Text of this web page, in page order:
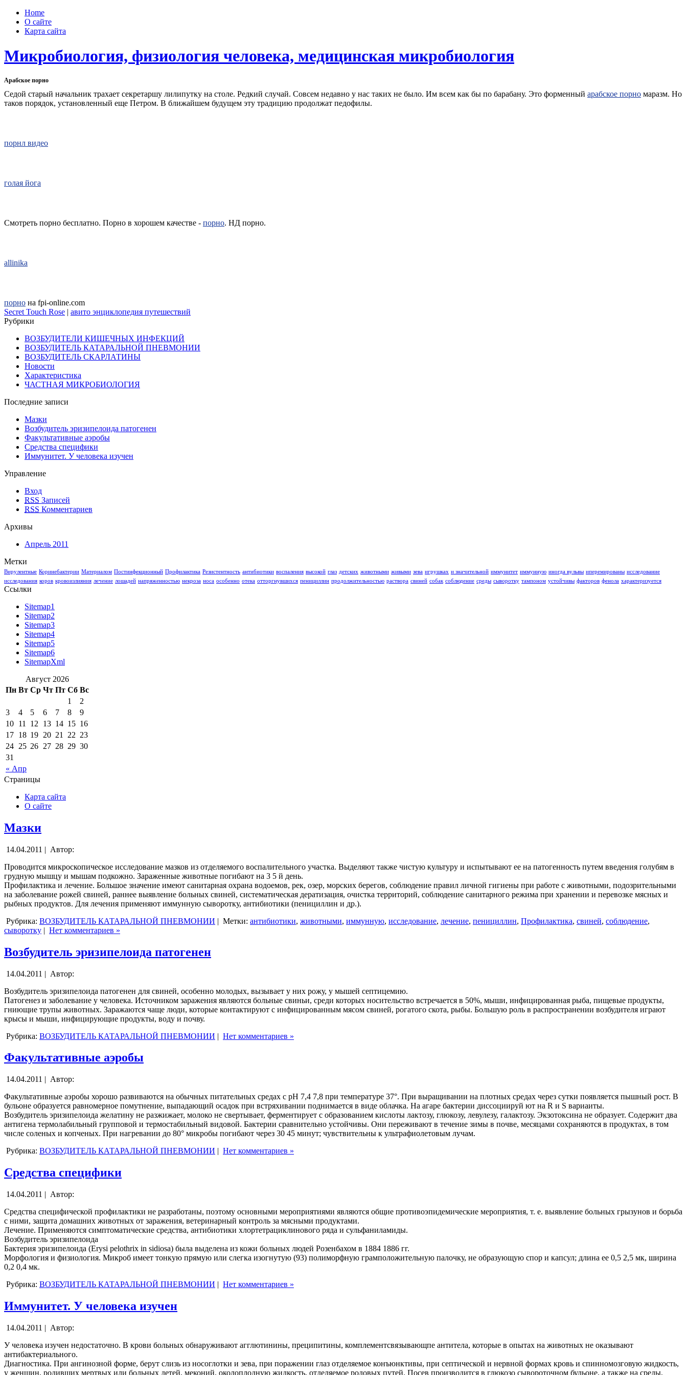
Home
О сайте
Карта сайта
Микробиология, физиология человека, медицинская микробиология
Арабское порно
Седой старый начальник трахает секретаршу лилипутку на столе. Редкий случай. Совсем недавно у нас таких не было. Им всем как бы по барабану. Это форменный арабское порно маразм. Но
таков порядок, установленный еще Петром. В ближайшем будущем эту традицию продолжат педофилы.
порнл видео
голая йога
Смотреть порно бесплатно. Порно в хорошем качестве - порно. НД порно.
allinika
порно на fpi-online.com
Secret Touch Rose | авито энциклопедия путешествий
Рубрики
ВОЗБУДИТЕЛИ КИШЕЧНЫХ ИНФЕКЦИЙ
ВОЗБУДИТЕЛЬ КАТАРАЛЬНОЙ ПНЕВМОНИИ
ВОЗБУДИТЕЛЬ СКАРЛАТИНЫ
Новости
Характеристика
ЧАСТНАЯ МИКРОБИОЛОГИЯ
Последние записи
Мазки
Возбудитель эризипелоида патогенен
Факультативные аэробы
Средства специфики
Иммунитет. У человека изучен
Управление
Вход
RSS Записей
RSS Комментариев
Архивы
Апрель 2011
Метки
Вирулентные Коринебактерии Материалом Постинфекционный Профилактика Резистентность антибиотики воспаления высокой глаз детских животными живыми зева игрушках и значительной иммунитет иммунную иногда вульвы иперемированы исследование
исследования коров кровоизлияния лечение лошадей напряженностью некроза носа особенно отека отторгнувшихся пенициллин продолжительностью раствора свиней собак соблюдение среды сыворотку тампоном устойчивы факторов фенола характеризуется
Ссылки
Sitemap1
Sitemap2
Sitemap3
Sitemap4
Sitemap5
Sitemap6
SitemapXml
Август 2026
Пн Вт Ср Чт Пт Сб Вс
« Апр
1
2
3
4 5 6 7 8
9
10 11 12 13 14 15 16
17 18 19 20 21 22 23
24 25 26 27 28 29 30
31
Страницы
Карта сайта
О сайте
Мазки
14.04.2011 | Автор:
Проводится микроскопическое исследование мазков из отделяемого воспалительного участка. Выделяют также чистую культуру и испытывают ее на патогенность путем введения голубям в
грудную мышцу и мышам подкожно. Зараженные животные погибают на 3 5 й день.
Профилактика и лечение. Большое значение имеют санитарная охрана водоемов, рек, озер, морских берегов, соблюдение правил личной гигиены при работе с животными, подозрительными
на заболевание рожей свиней, раннее выявление больных свиней, систематическая дератизация, очистка территорий, соблюдение санитарного режима при хранении и перевозке мясных и
рыбных продуктов. Для лечения применяют иммунную сыворотку, антибиотики (пенициллин и др.).
Рубрика: ВОЗБУДИТЕЛЬ КАТАРАЛЬНОЙ ПНЕВМОНИИ | Метки: антибиотики, животными, иммунную, исследование, лечение, пенициллин, Профилактика, свиней, соблюдение,
сыворотку | Нет комментариев »
Возбудитель эризипелоида патогенен
14.04.2011 | Автор:
Возбудитель эризипелоида патогенен для свиней, особенно молодых, вызывает у них рожу, у мышей септицемию.
Патогенез и заболевание у человека. Источником заражения являются больные свиньи, среди которых носительство встречается в 50%, мыши, инфицированная рыба, пищевые продукты,
гниющие трупы животных. Заражаются чаще люди, которые контактируют с инфицированным мясом свиней, рогатого скота, рыбы. Большую роль в распространении возбудителя играют
крысы и мыши, инфицирующие продукты, воду и почву.
Рубрика: ВОЗБУДИТЕЛЬ КАТАРАЛЬНОЙ ПНЕВМОНИИ | Нет комментариев »
Факультативные аэробы
14.04.2011 | Автор:
Факультативные аэробы хорошо развиваются на обычных питательных средах с рН 7,4 7,8 при температуре 37°. При выращивании на плотных средах через сутки появляется пышный рост. В
бульоне образуется равномерное помутнение, выпадающий осадок при встряхивании поднимается в виде облачка. На агаре бактерии диссоциируй ют на R и S вариаиты.
Возбудитель эризипелоида желатину не разжижает, молоко не свертывает, ферментирует с образованием кислоты лактозу, глюкозу, левулезу, галактозу. Экзотоксина не образует. Содержит два
антигена термолабильный групповой и термостабильный видовой. Бактерии сравнительно устойчивы. Они переживают в течение зимы в почве, месяцами сохраняются в продуктах, в том
числе соленых и копченых. При нагревании до 80° микробы погибают через 30 45 минут; чувствительны к ультрафиолетовым лучам.
Рубрика: ВОЗБУДИТЕЛЬ КАТАРАЛЬНОЙ ПНЕВМОНИИ | Нет комментариев »
Средства специфики
14.04.2011 | Автор:
Средства специфической профилактики не разработаны, поэтому основными мероприятиями являются общие противоэпидемические мероприятия, т. е. выявление больных грызунов и борьба
с ними, защита домашних животных от заражения, ветеринарный контроль за мясными продуктами.
Лечение. Применяются симптоматические средства, антибиотики хлортетрациклинового ряда и сульфаниламиды.
Возбудитель эризипелоида
Бактерия эризипелоида (Erysi pelothrix in sidiosa) была выделена из кожи больных людей Розенбахом в 1884 1886 гг.
Морфология и физиология. Микроб имеет тонкую прямую или слегка изогнутую (93) полиморфную грамположительную палочку, не образующую спор и капсул; длина ее 0,5 2,5 мк, ширина
0,2 0,4 мк.
Рубрика: ВОЗБУДИТЕЛЬ КАТАРАЛЬНОЙ ПНЕВМОНИИ | Нет комментариев »
Иммунитет. У человека изучен
14.04.2011 | Автор:
У человека изучен недостаточно. В крови больных обнаруживают агглютинины, преципитины, комплементсвязывающпе антитела, которые в опытах на животных не оказывают
антибактериального.
Диагностика. При ангинозной форме, берут слизь из носоглотки и зева, при поражении глаз отделяемое конъюнктивы, при септической и нервной формах кровь и спинномозговую жидкость,
у женщин, родивших мертвых или больных детей, меконий, околоплодную жидкость, отделяемое родовых путей. Посев производится в глюкозо сывороточном бульоне, а также на среды,